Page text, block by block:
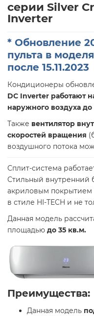
серии Silver
Inverter
* Обновление
пульта в
после 15.11.2023
Кондиционеры
DC Inverter работают
наружного воздуха до
Также вентилятор
скоростей вращения
воздушного потока
Сплит-система
Стильный внутренний
акриловым покрытием
в стиле HI-TECH и не
Данная модель
площадью до 35 кв.м.
Преимущества:
Данная модель